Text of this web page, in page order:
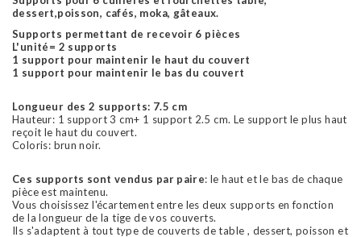
dessert,poisson, cafés, moka, gâteaux.
Supports permettant de recevoir 6 pièces
L'unité= 2 supports
1 support pour maintenir le haut du couvert
1 support pour maintenir le bas du couvert
Longueur des 2 supports: 7.5 cm
Hauteur: 1 support 3 cm+ 1 support 2.5 cm. Le support le plus haut
reçoit le haut du couvert.
Coloris: brun noir.
Ces supports sont vendus par paire: le haut et le bas de chaque
pièce est maintenu.
Vous choisissez l'écartement entre les deux supports en fonction
de la longueur de la tige de vos couverts.
Ils s'adaptent à tout type de couverts de table , dessert, poisson et